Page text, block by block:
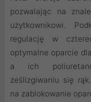
pozwalając na
użytkownikowi.
regulację w
optymalne oparcie
a ich
ześlizgiwaniu się
na zablokowanie